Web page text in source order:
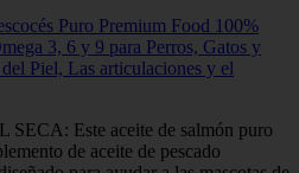
Puro Premium Food 100%
3, 6 y 9 para Perros, Gatos y
Piel, Las articulaciones y el
Este aceite de salmón puro
de aceite de pescado